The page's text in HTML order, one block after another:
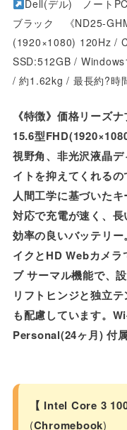
Dell(デル) ノート
ブラック 《ND25-
(1920×1080) 120Hz /
SSD:512GB /
/ 約1.62kg / 最長約?時
《特徴》価格リーズ
15.6型
視野角、非光沢液晶
イトを抑えてくれるの
人間工学に基づいた
対応で充電が速く、
効率の良いバッテリ
イクとHD Webカメラ
ブ サーマル機能で、
リフトヒンジと独立
も配慮しています。
Personal(24ヶ月) 付属
【 Intel Core 3
(Chromebook)